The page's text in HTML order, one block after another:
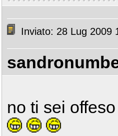
Inviato: 28 Lug 2009
no ti sei